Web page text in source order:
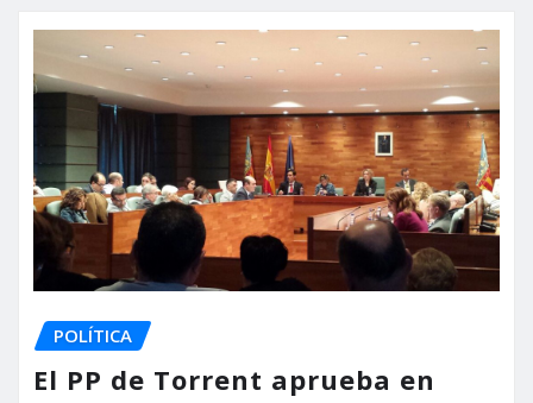
POLÍTICA
El PP de Torrent aprueba en